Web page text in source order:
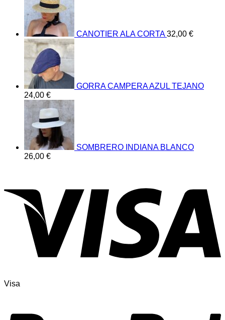
CANOTIER ALA CORTA 32,00 €
GORRA CAMPERA AZUL TEJANO
24,00 €
SOMBRERO INDIANA BLANCO
26,00 €
Visa